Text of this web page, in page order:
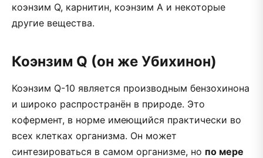
коэнзим Q, карнитин, коэнзим А и некоторые
другие вещества.
Коэнзим Q (он же Убихинон)
Коэнзим Q-10 является производным бензохинона
и широко распространён в природе. Это
кофермент, в норме имеющийся практически во
всех клетках организма. Он может
синтезироваться в самом организме, но по мере